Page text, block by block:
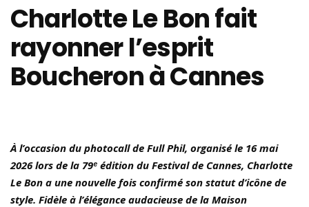
Charlotte Le Bon fait
rayonner l’esprit
Boucheron à Cannes
À l’occasion du photocall de Full Phil, organisé le 16 mai
2026 lors de la 79ᵉ édition du Festival de Cannes, Charlotte
Le Bon a une nouvelle fois confirmé son statut d’icône de
style. Fidèle à l’élégance audacieuse de la Maison